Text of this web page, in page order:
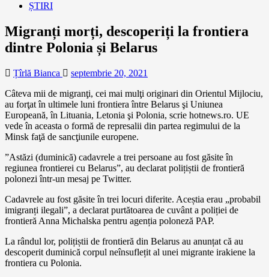
ȘTIRI
Migranți morți, descoperiți la frontiera
dintre Polonia și Belarus
Țîrlă Bianca
septembrie 20, 2021
Câteva mii de migranţi, cei mai mulţi originari din Orientul Mijlociu,
au forţat în ultimele luni frontiera între Belarus şi Uniunea
Europeană, în Lituania, Letonia şi Polonia, scrie hotnews.ro. UE
vede în aceasta o formă de represalii din partea regimului de la
Minsk faţă de sancţiunile europene.
”Astăzi (duminică) cadavrele a trei persoane au fost găsite în
regiunea frontierei cu Belarus”, au declarat polițiștii de frontieră
polonezi într-un mesaj pe Twitter.
Cadavrele au fost găsite în trei locuri diferite. Aceștia erau „probabil
imigranți ilegali”, a declarat purtătoarea de cuvânt a poliției de
frontieră Anna Michalska pentru agenția poloneză PAP.
La rândul lor, polițiștii de frontieră din Belarus au anunțat că au
descoperit duminică corpul neînsuflețit al unei migrante irakiene la
frontiera cu Polonia.